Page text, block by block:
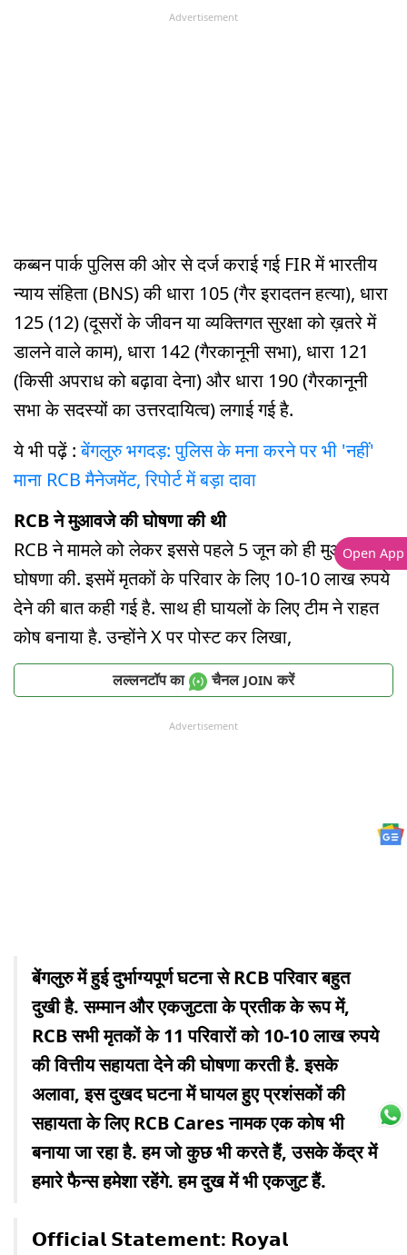
Advertisement
कब्बन पार्क पुलिस की ओर से दर्ज कराई गई FIR में भारतीय
न्याय संहिता (BNS) की धारा 105 (गैर इरादतन हत्या), धारा
125 (12) (दूसरों के जीवन या व्यक्तिगत सुरक्षा को ख़तरे में
डालने वाले काम), धारा 142 (गैरकानूनी सभा), धारा 121
(किसी अपराध को बढ़ावा देना) और धारा 190 (गैरकानूनी
सभा के सदस्यों का उत्तरदायित्व) लगाई गई है.
ये भी पढ़ें :बेंगलुरु भगदड़: पुलिस के मना करने पर भी 'नहीं'
माना RCB मैनेजमेंट, रिपोर्ट में बड़ा दावा
RCB ने मुआवजे की घोषणा की थी
RCB ने मामले को लेकर इससे पहले 5 जून को ही मुआवजे की
घोषणा की. इसमें मृतकों के परिवार के लिए 10-10 लाख रुपये
देने की बात कही गई है. साथ ही घायलों के लिए टीम ने राहत
कोष बनाया है. उन्होंने X पर पोस्ट कर लिखा,
लल्लनटॉप का चैनल JOIN करें
Advertisement
बेंगलुरु में हुई दुर्भाग्यपूर्ण घटना से RCB परिवार बहुत
दुखी है. सम्मान और एकजुटता के प्रतीक के रूप में,
RCB सभी मृतकों के 11 परिवारों को 10-10 लाख रुपये
की वित्तीय सहायता देने की घोषणा करती है. इसके
अलावा, इस दुखद घटना में घायल हुए प्रशंसकों की
सहायता के लिए RCB Cares नामक एक कोष भी
बनाया जा रहा है. हम जो कुछ भी करते हैं, उसके केंद्र में
हमारे फैन्स हमेशा रहेंगे. हम दुख में भी एकजुट हैं.
𝗢𝗳𝗳𝗶𝗰𝗶𝗮𝗹 𝗦𝘁𝗮𝘁𝗲𝗺𝗲𝗻𝘁: 𝗥𝗼𝘆𝗮𝗹
Open App